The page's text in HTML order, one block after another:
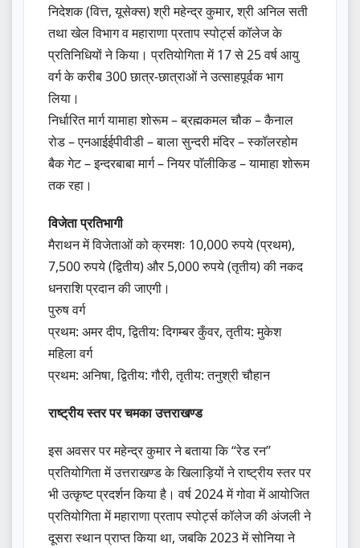
निदेशक (वित्त, यूसेक्स) श्री महेन्द्र कुमार, श्री अनिल सती
तथा खेल विभाग व महाराणा प्रताप स्पोर्ट्स कॉलेज के
प्रतिनिधियों ने किया। प्रतियोगिता में 17 से 25 वर्ष आयु
वर्ग के करीब 300 छात्र-छात्राओं ने उत्साहपूर्वक भाग
लिया।
निर्धारित मार्ग यामाहा शोरूम – ब्रह्मकमल चौक – कैनाल
रोड – एनआईईपीवीडी – बाला सुन्दरी मंदिर – स्कॉलरहोम
बैक गेट – इन्दरबाबा मार्ग – नियर पाॅलीकिड – यामाहा शोरूम
तक रहा।
विजेता प्रतिभागी
मैराथन में विजेताओं को क्रमशः 10,000 रुपये (प्रथम),
7,500 रुपये (द्वितीय) और 5,000 रुपये (तृतीय) की नकद
धनराशि प्रदान की जाएगी।
पुरुष वर्ग
प्रथम: अमर दीप, द्वितीय: दिगम्बर कुँवर, तृतीय: मुकेश
महिला वर्ग
प्रथम: अनिषा, द्वितीय: गौरी, तृतीय: तनुश्री चौहान
राष्ट्रीय स्तर पर चमका उत्तराखण्ड
इस अवसर पर महेन्द्र कुमार ने बताया कि ‘‘रेड रन’’
प्रतियोगिता में उत्तराखण्ड के खिलाड़ियों ने राष्ट्रीय स्तर पर
भी उत्कृष्ट प्रदर्शन किया है। वर्ष 2024 में गोवा में आयोजित
प्रतियोगिता में महाराणा प्रताप स्पोर्ट्स कॉलेज की अंजली ने
दूसरा स्थान प्राप्त किया था, जबकि 2023 में सोनिया ने